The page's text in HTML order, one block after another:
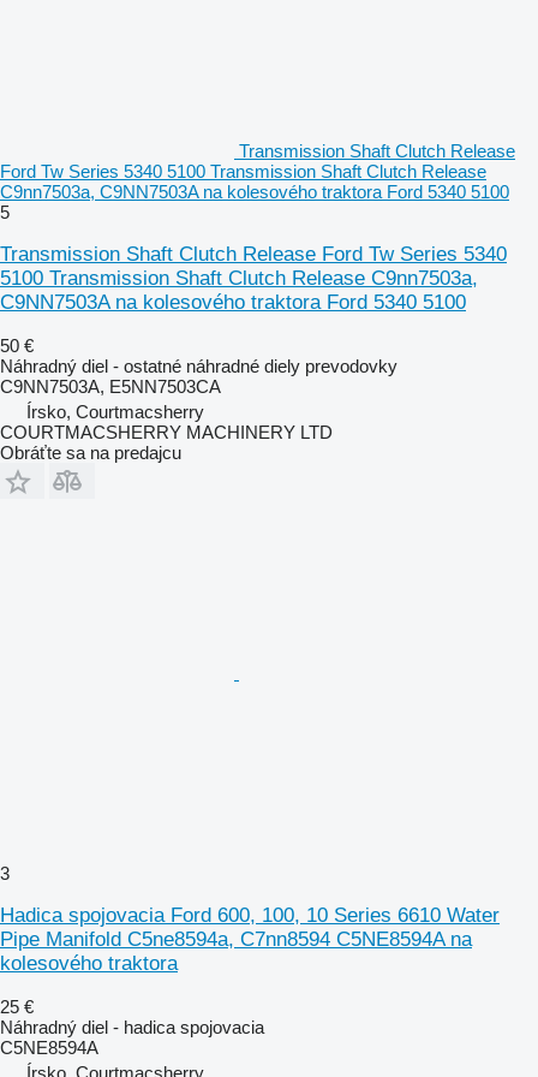
Transmission Shaft Clutch Release
Ford Tw Series 5340 5100 Transmission Shaft Clutch Release
C9nn7503a, C9NN7503A na kolesového traktora Ford 5340 5100
5
Transmission Shaft Clutch Release Ford Tw Series 5340
5100 Transmission Shaft Clutch Release C9nn7503a,
C9NN7503A na kolesového traktora Ford 5340 5100
50 €
Náhradný diel - ostatné náhradné diely prevodovky
C9NN7503A, E5NN7503CA
Írsko, Courtmacsherry
COURTMACSHERRY MACHINERY LTD
Obráťte sa na predajcu
3
Hadica spojovacia Ford 600, 100, 10 Series 6610 Water
Pipe Manifold C5ne8594a, C7nn8594 C5NE8594A na
kolesového traktora
25 €
Náhradný diel - hadica spojovacia
C5NE8594A
Írsko, Courtmacsherry